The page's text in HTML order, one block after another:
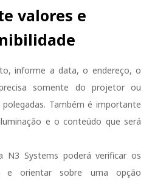
valores e
informe a data, o endereço, o
somente do projetor ou
Também é importante
e o conteúdo que será
N3 Systems poderá verificar os
e orientar sobre uma opção